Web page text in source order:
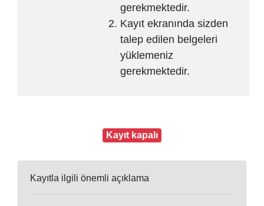
gerekmektedir.
Kayıt ekranında sizden
talep edilen belgeleri
yüklemeniz
gerekmektedir.
Kayıt kapalı
Kayıtla ilgili önemli açıklama